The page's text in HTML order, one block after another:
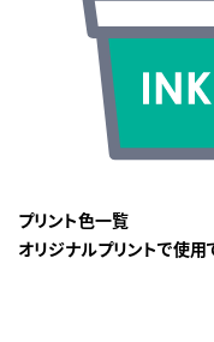
プリント色一覧
オリジナルプリントで使